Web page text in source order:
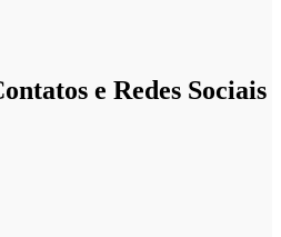
e Redes Sociais